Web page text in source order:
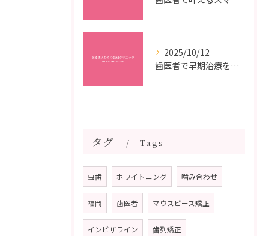
2025/10/12
歯医者で早期治療を受けるメリットと虫歯悪化を防ぐ最短ステップ
タグ Tags
虫歯 ホワイトニング 噛み合わせ
福岡 歯医者 マウスピース矯正
インビザライン 歯列矯正